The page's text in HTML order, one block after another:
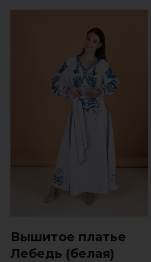
Вышитое платье
Лебeдь (белая)